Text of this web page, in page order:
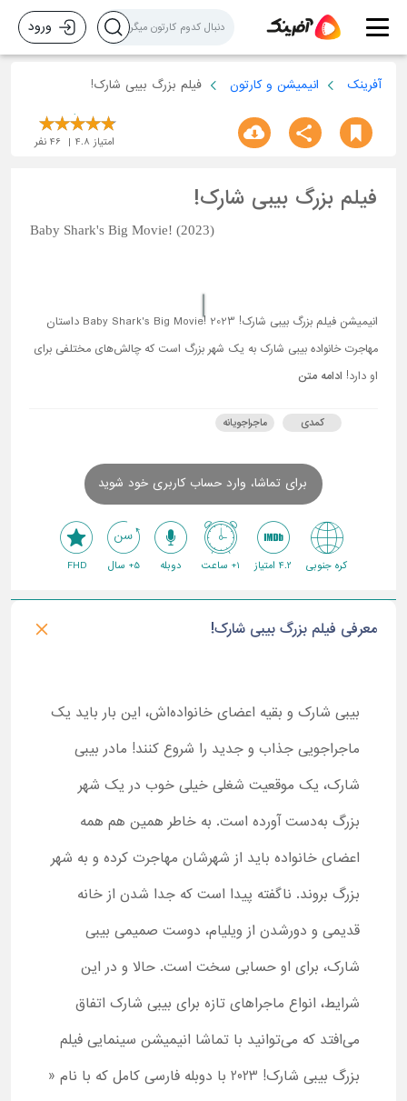
ورود
آفرینک انیمیشن و کارتون فیلم بزرگ بیبی شارک!
امتیاز 4.8
46 نفر
فیلم بزرگ بیبی شارک!
Baby Shark's Big Movie! (2023)
انیمیشن فیلم بزرگ بیبی شارک! Baby Shark's Big Movie! 2023 داستان
مهاجرت خانواده بیبی شارک به یک شهر بزرگ است که چالش‌های مختلفی برای
او دارد! ادامه متن
کمدی ماجراجویانه
برای تماشا، وارد حساب کاربری خود شوید
کره جنوبی 4.2 امتیاز 1+ ساعت دوبله 5+ سال FHD
معرفی فیلم بزرگ بیبی شارک!
بیبی شارک و بقیه اعضای خانواده‌اش، این بار باید یک
ماجراجویی جذاب و جدید را شروع کنند! مادر بیبی
شارک، یک موقعیت شغلی خیلی خوب در یک شهر
بزرگ به‌دست آورده است. به خاطر همین هم همه
اعضای خانواده باید از شهرشان مهاجرت کرده و به شهر
بزرگ بروند. ناگفته پیدا است که جدا شدن از خانه
قدیمی و دورشدن از ویلیام، دوست صمیمی بیبی‌
شارک، برای او حسابی سخت است. حالا و در این
شرایط، انواع ماجراهای تازه برای بیبی شارک اتفاق
می‌افتد که می‌توانید با تماشا انیمیشن سینمایی فیلم
بزرگ بیبی شارک! 2023 با دوبله فارسی کامل که با نام «